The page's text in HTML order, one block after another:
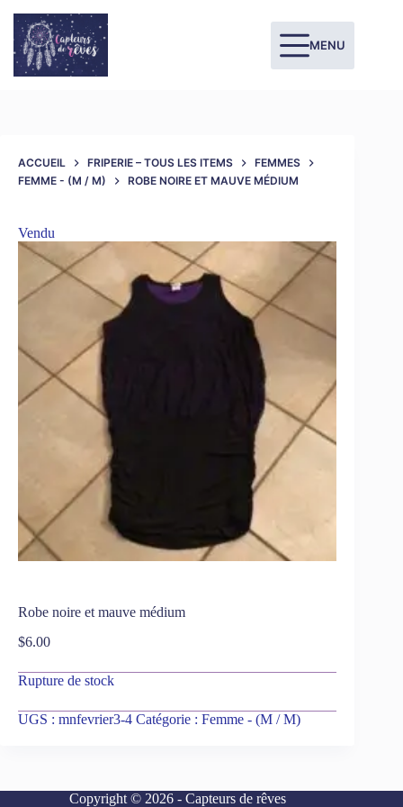
MENU
ACCUEIL FRIPERIE – TOUS LES ITEMS
FEMMES
FEMME - (M / M)
ROBE NOIRE ET MAUVE MÉDIUM
Vendu
Robe noire et mauve médium
$6.00
Rupture de stock
UGS : mnfevrier3-4 Catégorie : Femme - (M / M)
Copyright © 2026 - Capteurs de rêves